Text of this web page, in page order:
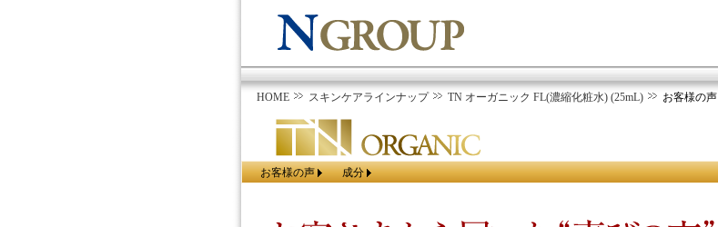
HOME スキンケアラインナップ TN オーガニック FL(濃縮化粧水) (25mL) お客様の声
お客様の声 成分